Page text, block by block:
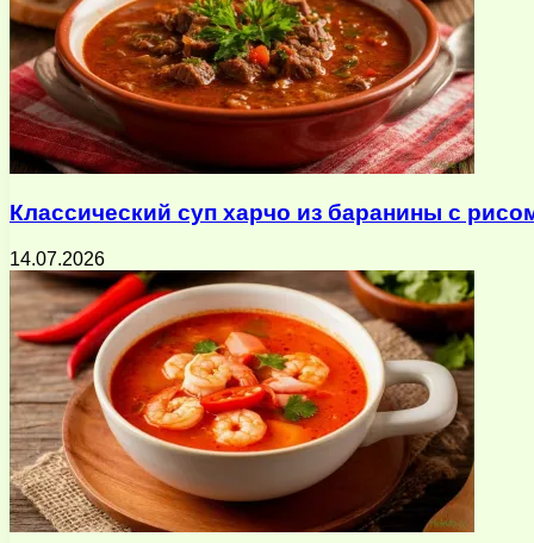
Классический суп харчо из баранины с
14.07.2026